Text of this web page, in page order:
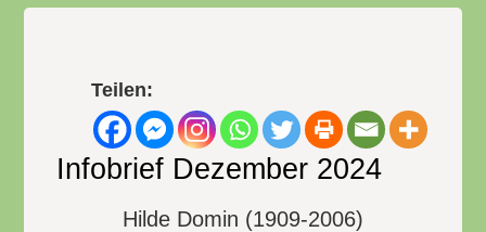
Teilen:
Infobrief Dezember 2024
Hilde Domin (1909-2006)